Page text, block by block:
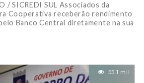
/ SICREDI SUL Associados da
Cooperativa receberão rendimento
Banco Central diretamente na sua
55.1 mil